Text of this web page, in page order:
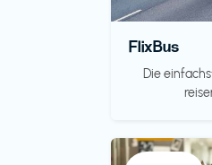
FlixBus
Die